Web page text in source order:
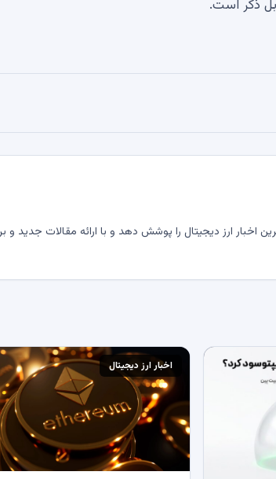
ذکر است.
ارز دیجیتال را پوشش دهد و با ارائه مقالات جدید و
اخبار ارز دیجیتال